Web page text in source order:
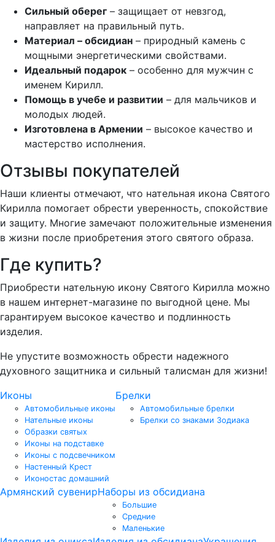
Сильный оберег – защищает от невзгод,
направляет на правильный путь.
Материал – обсидиан – природный камень с
мощными энергетическими свойствами.
Идеальный подарок – особенно для мужчин с
именем Кирилл.
Помощь в учебе и развитии – для мальчиков и
молодых людей.
Изготовлена в Армении – высокое качество и
мастерство исполнения.
Отзывы покупателей
Наши клиенты отмечают, что нательная икона Святого
Кирилла помогает обрести уверенность, спокойствие
и защиту. Многие замечают положительные изменения
в жизни после приобретения этого святого образа.
Где купить?
Приобрести нательную икону Святого Кирилла можно
в нашем интернет-магазине по выгодной цене. Мы
гарантируем высокое качество и подлинность
изделия.
Не упустите возможность обрести надежного
духовного защитника и сильный талисман для жизни!
Иконы
Автомобильные иконы
Нательные иконы
Образки святых
Иконы на подставке
Иконы с подсвечником
Настенный Крест
Иконостас домашний
Брелки
Автомобильные брелки
Брелки со знаками Зодиака
Армянский сувенирНаборы из обсидиана
Большие
Средние
Маленькие